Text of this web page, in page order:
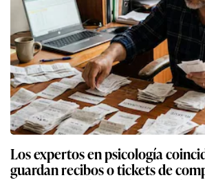
Los expertos en psicología
guardan recibos o tickets de